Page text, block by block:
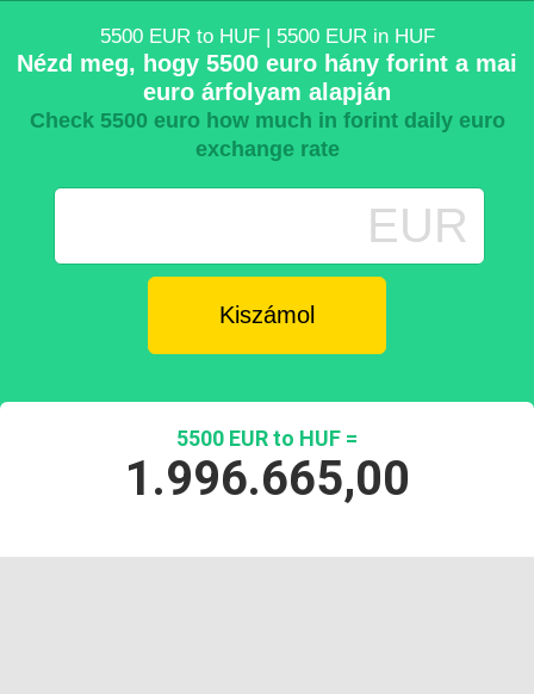
5500 EUR to HUF | 5500 EUR in HUF
Nézd meg, hogy 5500 euro hány forint a mai
euro árfolyam alapján
Check 5500 euro how much in forint daily euro
exchange rate
EUR
5500 EUR to HUF =
1.996.665,00